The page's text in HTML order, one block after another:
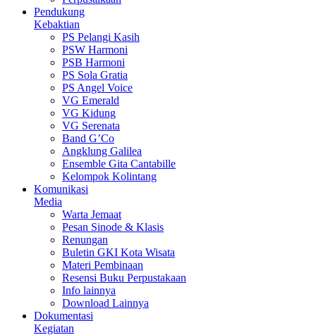
Pendukung
Kebaktian
PS Pelangi Kasih
PSW Harmoni
PSB Harmoni
PS Sola Gratia
PS Angel Voice
VG Emerald
VG Kidung
VG Serenata
Band G’Co
Angklung Galilea
Ensemble Gita Cantabille
Kelompok Kolintang
Komunikasi
Media
Warta Jemaat
Pesan Sinode & Klasis
Renungan
Buletin GKI Kota Wisata
Materi Pembinaan
Resensi Buku Perpustakaan
Info lainnya
Download Lainnya
Dokumentasi
Kegiatan